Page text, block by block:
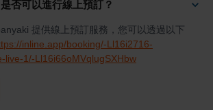
否可以進行線上預訂？
提供線上預訂服務，您可以透過以下
inline.app/booking/-Ll16i2716-
live-1/-Ll16i66oMVqlugSXHbw